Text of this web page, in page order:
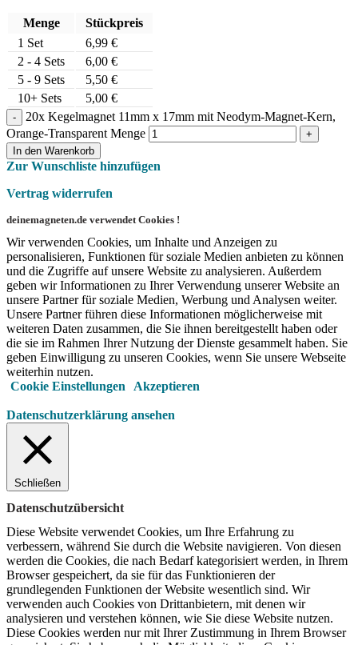
Menge
Stückpreis
1 Set 6,99 €
2 - 4 Sets
6,00 €
5 - 9 Sets
5,50 €
10+ Sets
5,00 €
20x Kegelmagnet 11mm x 17mm mit Neodym-Magnet-Kern,
Orange-Transparent Menge
In den Warenkorb
Zur Wunschliste hinzufügen
Vertrag widerrufen
deinemagneten.de verwendet Cookies !
Wir verwenden Cookies, um Inhalte und Anzeigen zu
personalisieren, Funktionen für soziale Medien anbieten zu können
und die Zugriffe auf unsere Website zu analysieren. Außerdem
geben wir Informationen zu Ihrer Verwendung unserer Website an
unsere Partner für soziale Medien, Werbung und Analysen weiter.
Unsere Partner führen diese Informationen möglicherweise mit
weiteren Daten zusammen, die Sie ihnen bereitgestellt haben oder
die sie im Rahmen Ihrer Nutzung der Dienste gesammelt haben. Sie
geben Einwilligung zu unseren Cookies, wenn Sie unsere Webseite
weiterhin nutzen.
Cookie Einstellungen
Akzeptieren
Datenschutzerklärung ansehen
Schließen
Datenschutzübersicht
Diese Website verwendet Cookies, um Ihre Erfahrung zu
verbessern, während Sie durch die Website navigieren. Von diesen
werden die Cookies, die nach Bedarf kategorisiert werden, in Ihrem
Browser gespeichert, da sie für das Funktionieren der
grundlegenden Funktionen der Website wesentlich sind. Wir
verwenden auch Cookies von Drittanbietern, mit denen wir
analysieren und verstehen können, wie Sie diese Website nutzen.
Diese Cookies werden nur mit Ihrer Zustimmung in Ihrem Browser